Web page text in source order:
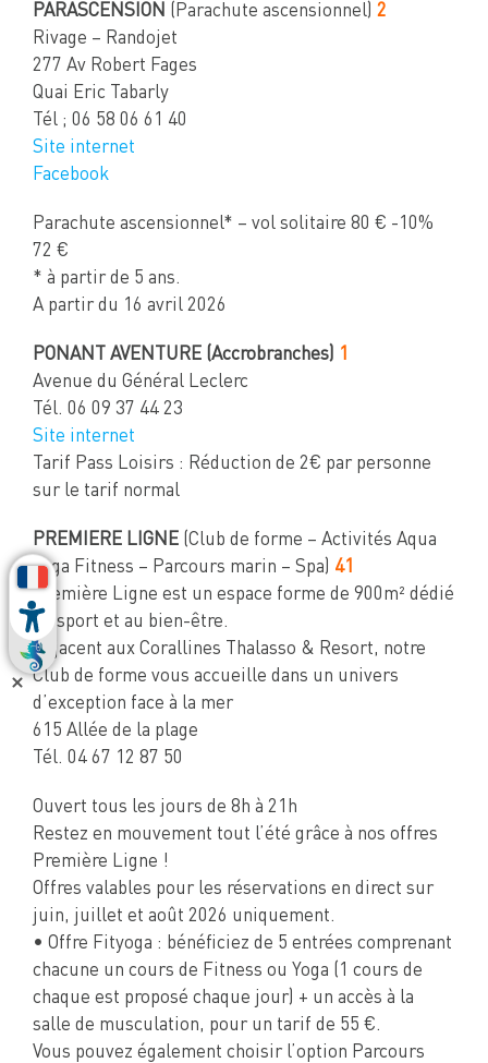
PARASCENSION (Parachute ascensionnel) 2
Rivage – Randojet
277 Av Robert Fages
Quai Eric Tabarly
Tél ; 06 58 06 61 40
Site internet
Facebook
Parachute ascensionnel* – vol solitaire 80 € -10%
72 €
* à partir de 5 ans.
A partir du 16 avril 2026
PONANT AVENTURE (Accrobranches) 1
Avenue du Général Leclerc
Tél. 06 09 37 44 23
Site internet
Tarif Pass Loisirs : Réduction de 2€ par personne
sur le tarif normal
PREMIERE LIGNE (Club de forme – Activités Aqua
Yoga Fitness – Parcours marin – Spa) 41
Première Ligne est un espace forme de 900m² dédié
au sport et au bien-être.
Adjacent aux Corallines Thalasso & Resort, notre
Club de forme vous accueille dans un univers
d’exception face à la mer
615 Allée de la plage
Tél. 04 67 12 87 50
Ouvert tous les jours de 8h à 21h
Restez en mouvement tout l’été grâce à nos offres
Première Ligne !
Offres valables pour les réservations en direct sur
juin, juillet et août 2026 uniquement.
• Offre Fityoga : bénéficiez de 5 entrées comprenant
chacune un cours de Fitness ou Yoga (1 cours de
chaque est proposé chaque jour) + un accès à la
salle de musculation, pour un tarif de 55 €.
Vous pouvez également choisir l’option Parcours